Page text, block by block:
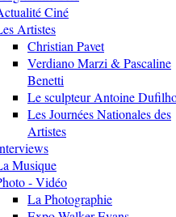
Ciné
Artistes
Christian Pavet
Verdiano Marzi & Pascaline
Benetti
Le sculpteur Antoine
Les Journées Nationales des
Artistes
Musique
- Vidéo
La Photographie